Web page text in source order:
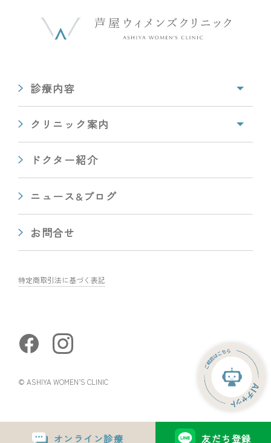
診療内容
クリニック案内
ドクター紹介
ニュース&ブログ
お問合せ
特定商取引法に基づく表記
© ASHIYA WOMEN’S CLINIC
オンライン診療 友だち登録